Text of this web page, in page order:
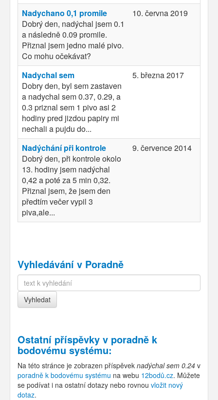
Nadychano 0,1 promile
Dobrý den, nadýchal jsem 0.1
a následně 0.09 promile.
Přiznal jsem jedno malé pivo.
Co mohu očekávat?
10. června 2019
Nadychal sem
Dobry den, byl sem zastaven
a nadychal sem 0.37, 0.29, a
0.3 priznal sem 1 pivo asi 2
hodiny pred jizdou papiry mi
nechali a pujdu do...
5. března 2017
Nadýchání při kontrole
Dobrý den, při kontrole okolo
13. hodiny jsem nadýchal
0,42 a poté za 5 min 0,32.
Přiznal jsem, že jsem den
předtím večer vypil 3
piva,ale...
9. července 2014
Vyhledávání v Poradně
Ostatní příspěvky v poradně k
bodovému systému:
Na této stránce je zobrazen příspěvek nadýchal sem 0.24 v
poradně k bodovému systému na webu 12bodů.cz. Můžete
se podívat i na ostatní dotazy nebo rovnou vložit nový
dotaz.